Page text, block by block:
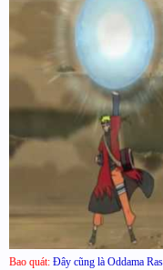
Bao quát: Đây cũng là Oddama